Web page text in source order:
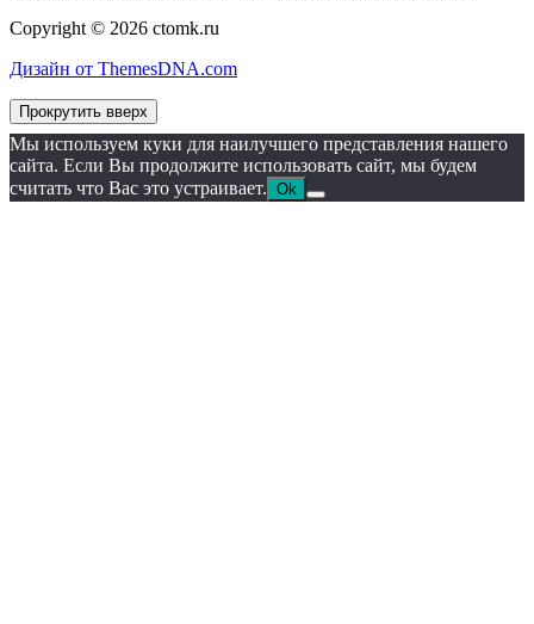
Copyright © 2026 ctomk.ru
Дизайн от ThemesDNA.com
Прокрутить вверх
Мы используем куки для наилучшего представления нашего
сайта. Если Вы продолжите использовать сайт, мы будем
считать что Вас это устраивает. Ok